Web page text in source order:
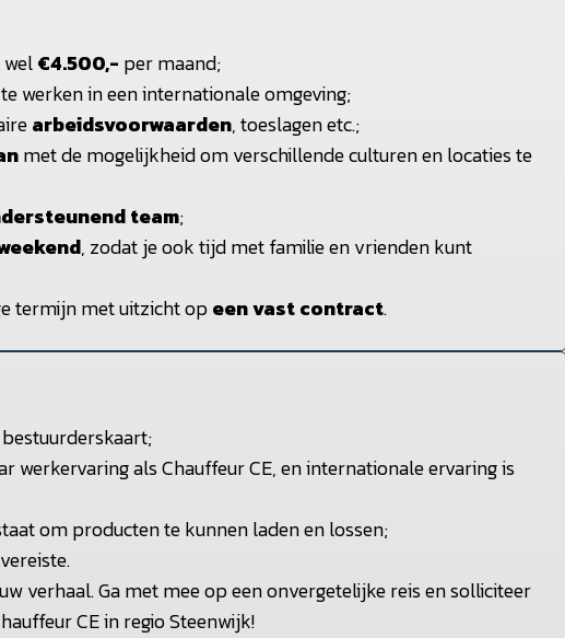
€4.500,- per maand;
werken in een internationale omgeving;
arbeidsvoorwaarden, toeslagen etc.;
met de mogelijkheid om verschillende culturen en locaties te
team;
, zodat je ook tijd met familie en vrienden kunt
termijn met uitzicht opeen vast contract.
werkervaring als Chauffeur CE, en internationale ervaring is
om producten te kunnen laden en lossen;
verhaal. Ga met mee op een onvergetelijke reis en solliciteer
CE in regio Steenwijk!